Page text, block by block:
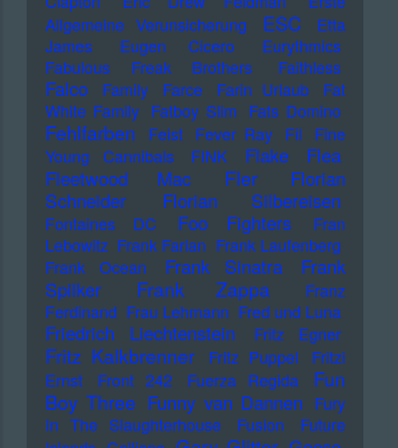
Allgemeine Verunsicherung
ESC
Etta
James
Eugen Cicero
Eurythmics
Fabulous Freak Brothers
Faithless
Falco Family Farce Farin Urlaub
Fat
White Family Fatboy Slim Fats Domino
Fehlfarben Feist Fever Ray Fil
Fine
Young Cannibals
FINK Flake
Flea
Fleetwood Mac
Fler
Florian
Schneider
Florian Silbereisen
Fontaines DC Foo Fighters
Fran
Lebowitz Frank Farian Frank Laufenberg
Frank Ocean
Frank Sinatra
Frank
Spilker
Frank Zappa
Franz
Ferdinand Frau Lehmann Fred und Luna
Friedrich Liechtenstein Fritz Egner
Fritz Kalkbrenner Fritz Puppel
Fritzi
Ernst
Front 242 Fuerza Regida
Fun
Boy Three Funny van Dannen Fury
In The Slaughterhouse
Fusion
Future